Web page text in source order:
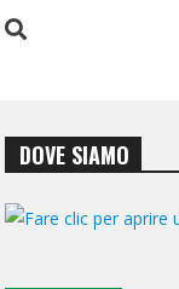
DOVE SIAMO